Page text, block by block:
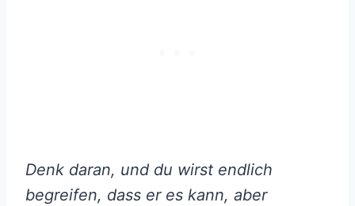
Denk daran, und du wirst endlich
begreifen, dass er es kann, aber